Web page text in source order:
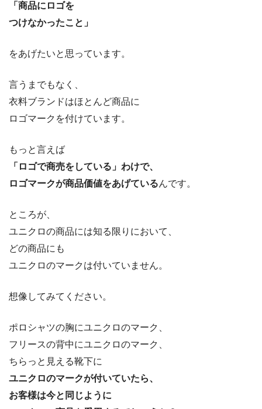
「商品にロゴを
つけなかったこと」
をあげたいと思っています。
言うまでもなく、
衣料ブランドはほとんど商品に
ロゴマークを付けています。
もっと言えば
「ロゴで商売をしている」わけで、
ロゴマークが商品価値をあげているんです。
ところが、
ユニクロの商品には知る限りにおいて、
どの商品にも
ユニクロのマークは付いていません。
想像してみてください。
ポロシャツの胸にユニクロのマーク、
フリースの背中にユニクロのマーク、
ちらっと見える靴下に
ユニクロのマークが付いていたら、
お客様は今と同じように